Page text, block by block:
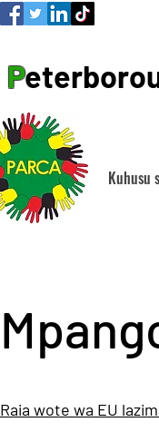
P
Kuhusu
Raia wote wa EU